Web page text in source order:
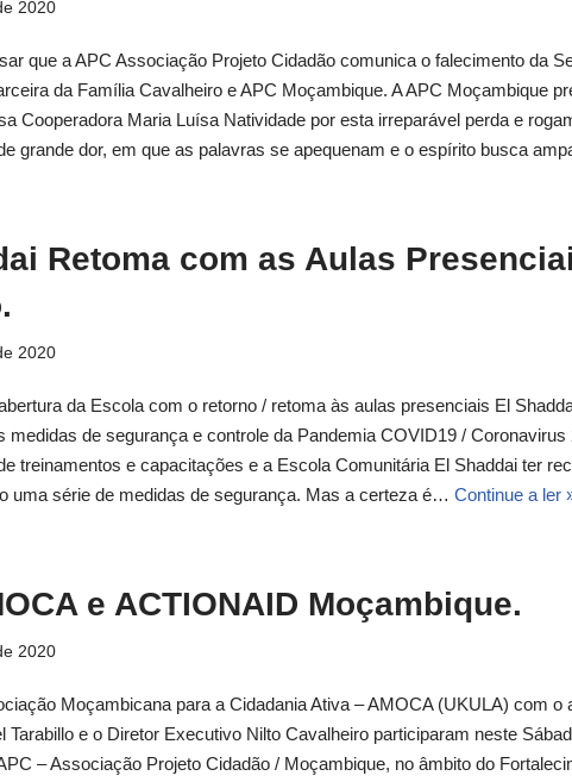
2020
que a APC Associação Projeto Cidadão comunica o falecimento da
da Família Cavalheiro e APC Moçambique. A APC Moçambique
Cooperadora Maria Luísa Natividade por esta irreparável perda e
grande dor, em que as palavras se apequenam e o espírito busca
Retoma com as Aulas
2020
da Escola com o retorno / retoma às aulas presenciais El
medidas de segurança e controle da Pandemia COVID19 /
treinamentos e capacitações e a Escola Comunitária El Shaddai ter
uma série de medidas de segurança. Mas a certeza é… Continue a ler
e ACTIONAID Moçambique.
2020
Moçambicana para a Cidadania Ativa – AMOCA (UKULA) com o
Tarabillo e o Diretor Executivo Nilto Cavalheiro participaram neste
– Associação Projeto Cidadão / Moçambique, no âmbito do